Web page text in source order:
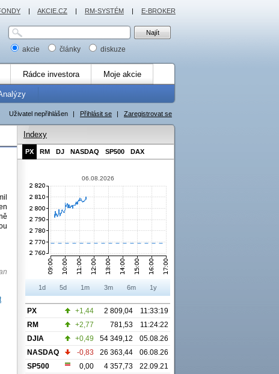
akcie články diskuze
Rádce investora Moje akcie
Uživatel nepřihlášen | Přihlásit se | Zaregistrovat se
Indexy
PX RM DJ NASDAQ SP500 DAX
06.08.2026
1d 5d 1m 3m 6m 1y
PX +1,44 2 809,04
11:33:19
RM
+2,77 781,53
11:24:22
DJIA
+0,49 54 349,12
05.08.26
NASDAQ
-0,83 26 363,44
06.08.26
SP500
0,00 4 357,73
22.09.21
| AKCIE.CZ | RM-SYSTÉM | E-BROKER